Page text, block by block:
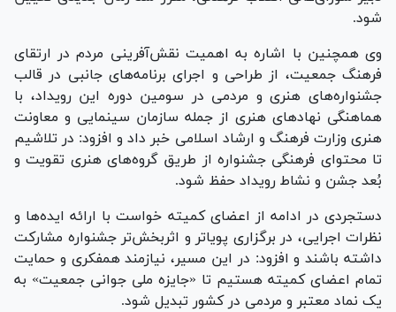
شود.
وی همچنین با اشاره به اهمیت نقش‌آفرینی مردم در ارتقای
فرهنگ جمعیت، از طراحی و اجرای برنامه‌های جانبی در قالب
جشنواره‌های هنری و مردمی در سومین دوره این رویداد، با
هماهنگی نهاد‌های هنری از جمله سازمان سینمایی و معاونت
هنری وزارت فرهنگ و ارشاد اسلامی خبر داد و افزود: در تلاشیم
تا محتوای فرهنگی جشنواره از طریق گروه‌های هنری تقویت و
بُعد جشن و نشاط رویداد حفظ شود.
دستجردی در ادامه از اعضای کمیته خواست با ارائه ایده‌ها و
نظرات اجرایی، در برگزاری پویاتر و اثربخش‌تر جشنواره مشارکت
داشته باشند و افزود: در این مسیر، نیازمند همفکری و حمایت
تمام اعضای کمیته هستیم تا «جایزه ملی جوانی جمعیت» به
یک نماد معتبر و مردمی در کشور تبدیل شود.